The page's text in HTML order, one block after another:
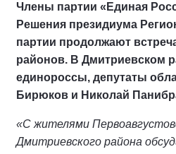
Члены партии «Единая
Решения президиума
партии продолжают
районов. В Дмитриевском
единороссы, депутаты
Бирюков и Николай
«С жителями
Дмитриевского района